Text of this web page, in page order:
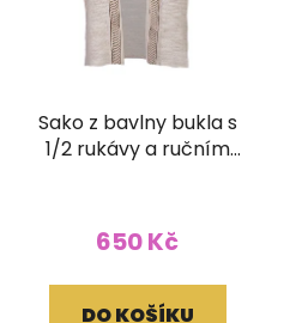
Sako z bavlny bukla s
1/2 rukávy a ručním
650 Kč
DO KOŠÍKU